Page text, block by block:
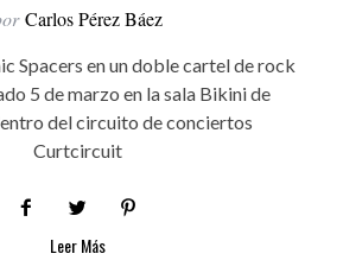
Carlos Pérez Báez
Spacers en un doble cartel de rock
5 de marzo en la sala Bikini de
del circuito de conciertos
Curtcircuit
Leer Más